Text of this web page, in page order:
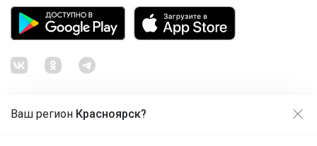
Ваш регион Красноярск?
Продолжая использовать этот сайт и нажимая кнопку